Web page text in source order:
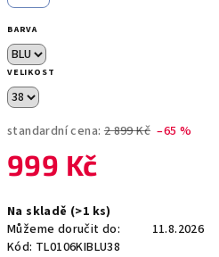
BARVA
VELIKOST
standardní cena: 2 899 Kč –65 %
999 Kč
cena:
Na skladě (>1 ks)
Můžeme doručit do:
11.8.2026
Kód: TL0106KIBLU38